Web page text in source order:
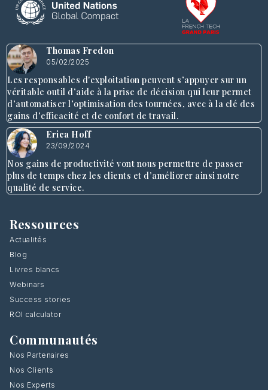
Thomas Fredon
05/02/2025
Les responsables d'exploitation peuvent s’appuyer sur un
véritable outil d’aide à la prise de décision qui leur permet
d’automatiser l’optimisation des tournées, avec à la clé des
gains d’efficacité et de confort de travail.
Erica Hoff
23/09/2024
Nos gains de productivité vont nous permettre de passer
plus de temps chez les clients et d’améliorer ainsi notre
qualité de service.
Ressources
Actualités
Blog
Livres blancs
Webinars
Success stories
ROI calculator
Communautés
Nos Partenaires
Nos Clients
Nos Experts